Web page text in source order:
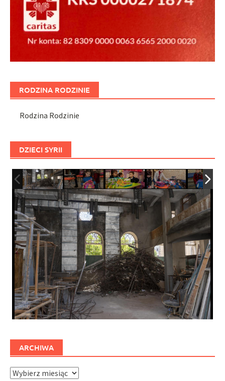
RODZINA RODZINIE
Rodzina Rodzinie
DZIECI SYRII
ARCHIWA
Archiwa